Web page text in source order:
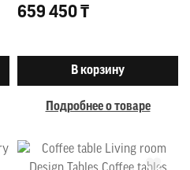
659 450 ₸
В корзину
Подробнее о товаре